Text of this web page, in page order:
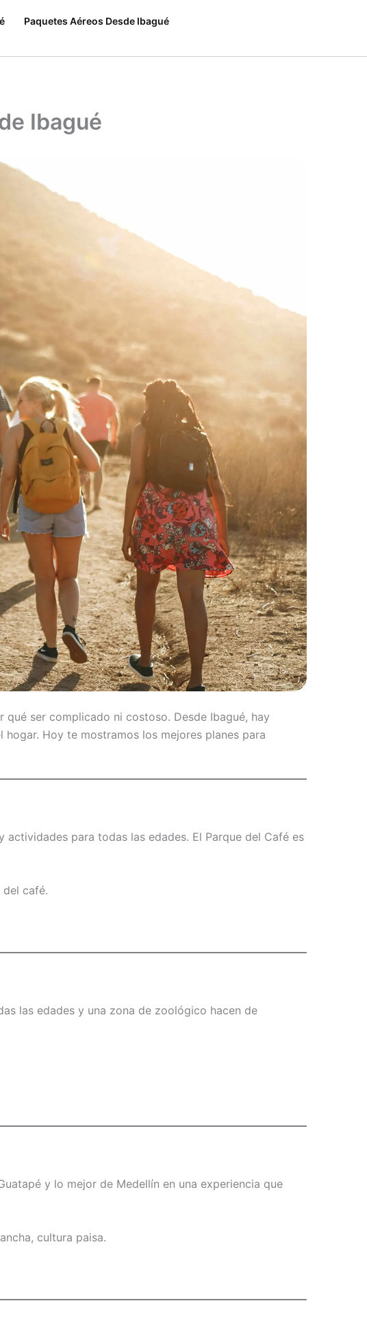
Paquetes Aéreos Desde Ibagué
Ibagué
ser complicado ni costoso. Desde Ibagué, hay
Hoy te mostramos los mejores planes para
para todas las edades. El Parque del Café es
del café.
las edades y una zona de zoológico hacen de
y lo mejor de Medellín en una experiencia que
cultura paisa.